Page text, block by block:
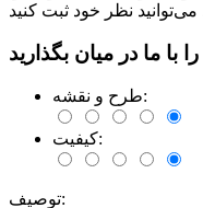
طرح و نقشه:
کیفیت:
توصیف: